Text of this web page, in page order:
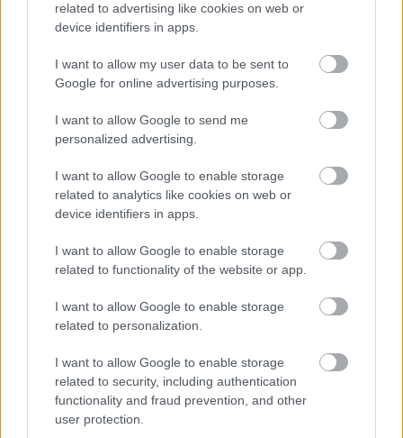
related to advertising like cookies on web or
device identifiers in apps.
I want to allow my user data to be sent to
Google for online advertising purposes.
I want to allow Google to send me
personalized advertising.
I want to allow Google to enable storage
related to analytics like cookies on web or
device identifiers in apps.
I want to allow Google to enable storage
related to functionality of the website or app.
I want to allow Google to enable storage
related to personalization.
I want to allow Google to enable storage
related to security, including authentication
functionality and fraud prevention, and other
user protection.
Ezek a dalok is hozzátartoznak a történetemhez.
Nem leszek az az ember, aki hibáztatja az
ukránokat, amiért oroszul beszélnek vagy énekelnek.
Azok a dalok még a háború előtt születtek, és a
nyelvük ellenére még mindig ukrán dalok. Az számít,
hogy milyen értéket képviselsz a zenéddel. Az
ukránok és az oroszok értékei teljesen mások, ahogy
az nyilvánvalóan látszik is. Ezért adom elő továbbra
is ezeket a dalokat. De most ukrán nyelvű dalokon
dolgozom.
felemelték a hangjukat az orosz invázió ellen.
Hogyan próbálod meggyőzni azokat az
háborúról, mint te?
próbáltam megszólítani az oroszországi
közönségemet, hogy ébredjenek fel és vegyék észre,
hogy mi az isten történik az országukban, és milyen
pokollá változtatják a mi országunkat. Hogy